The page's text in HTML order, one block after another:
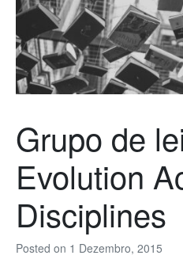
Posted on 1 Dezembro, 2015
Grupo de
Evolution
Disciplines